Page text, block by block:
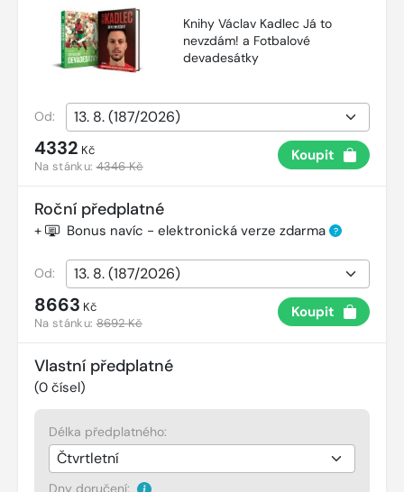
Knihy Václav Kadlec Já to
nevzdám! a Fotbalové
devadesátky
Od:
4332 Kč
Na stánku:4346 Kč
Koupit
Roční předplatné
+ Bonus navíc - elektronická verze zdarma ?
Od:
8663 Kč
Na stánku:8692 Kč
Koupit
Vlastní předplatné
(0 čísel)
Délka předplatného:
Dny doručení: